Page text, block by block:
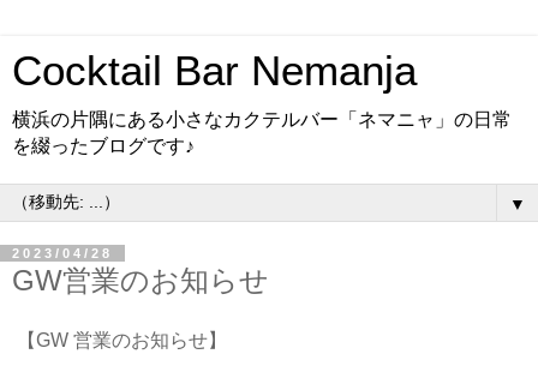
Cocktail Bar Nemanja
横浜の片隅にある小さなカクテルバー「ネマニャ」の日常
を綴ったブログです♪
▼
2023/04/28
GW営業のお知らせ
【GW 営業のお知らせ】